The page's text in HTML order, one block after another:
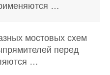
…
мостовых схем
перед
…